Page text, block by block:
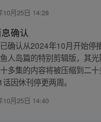
10月25日 14:28
确认
已确认从2024年10月开始停
人岛篇的特别剪辑版，其
多集的内容将被压缩到二
因休刊停更两周。
10月25日 14:40